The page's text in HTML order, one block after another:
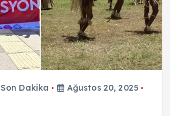
Son Dakika
Ağustos 20, 2025